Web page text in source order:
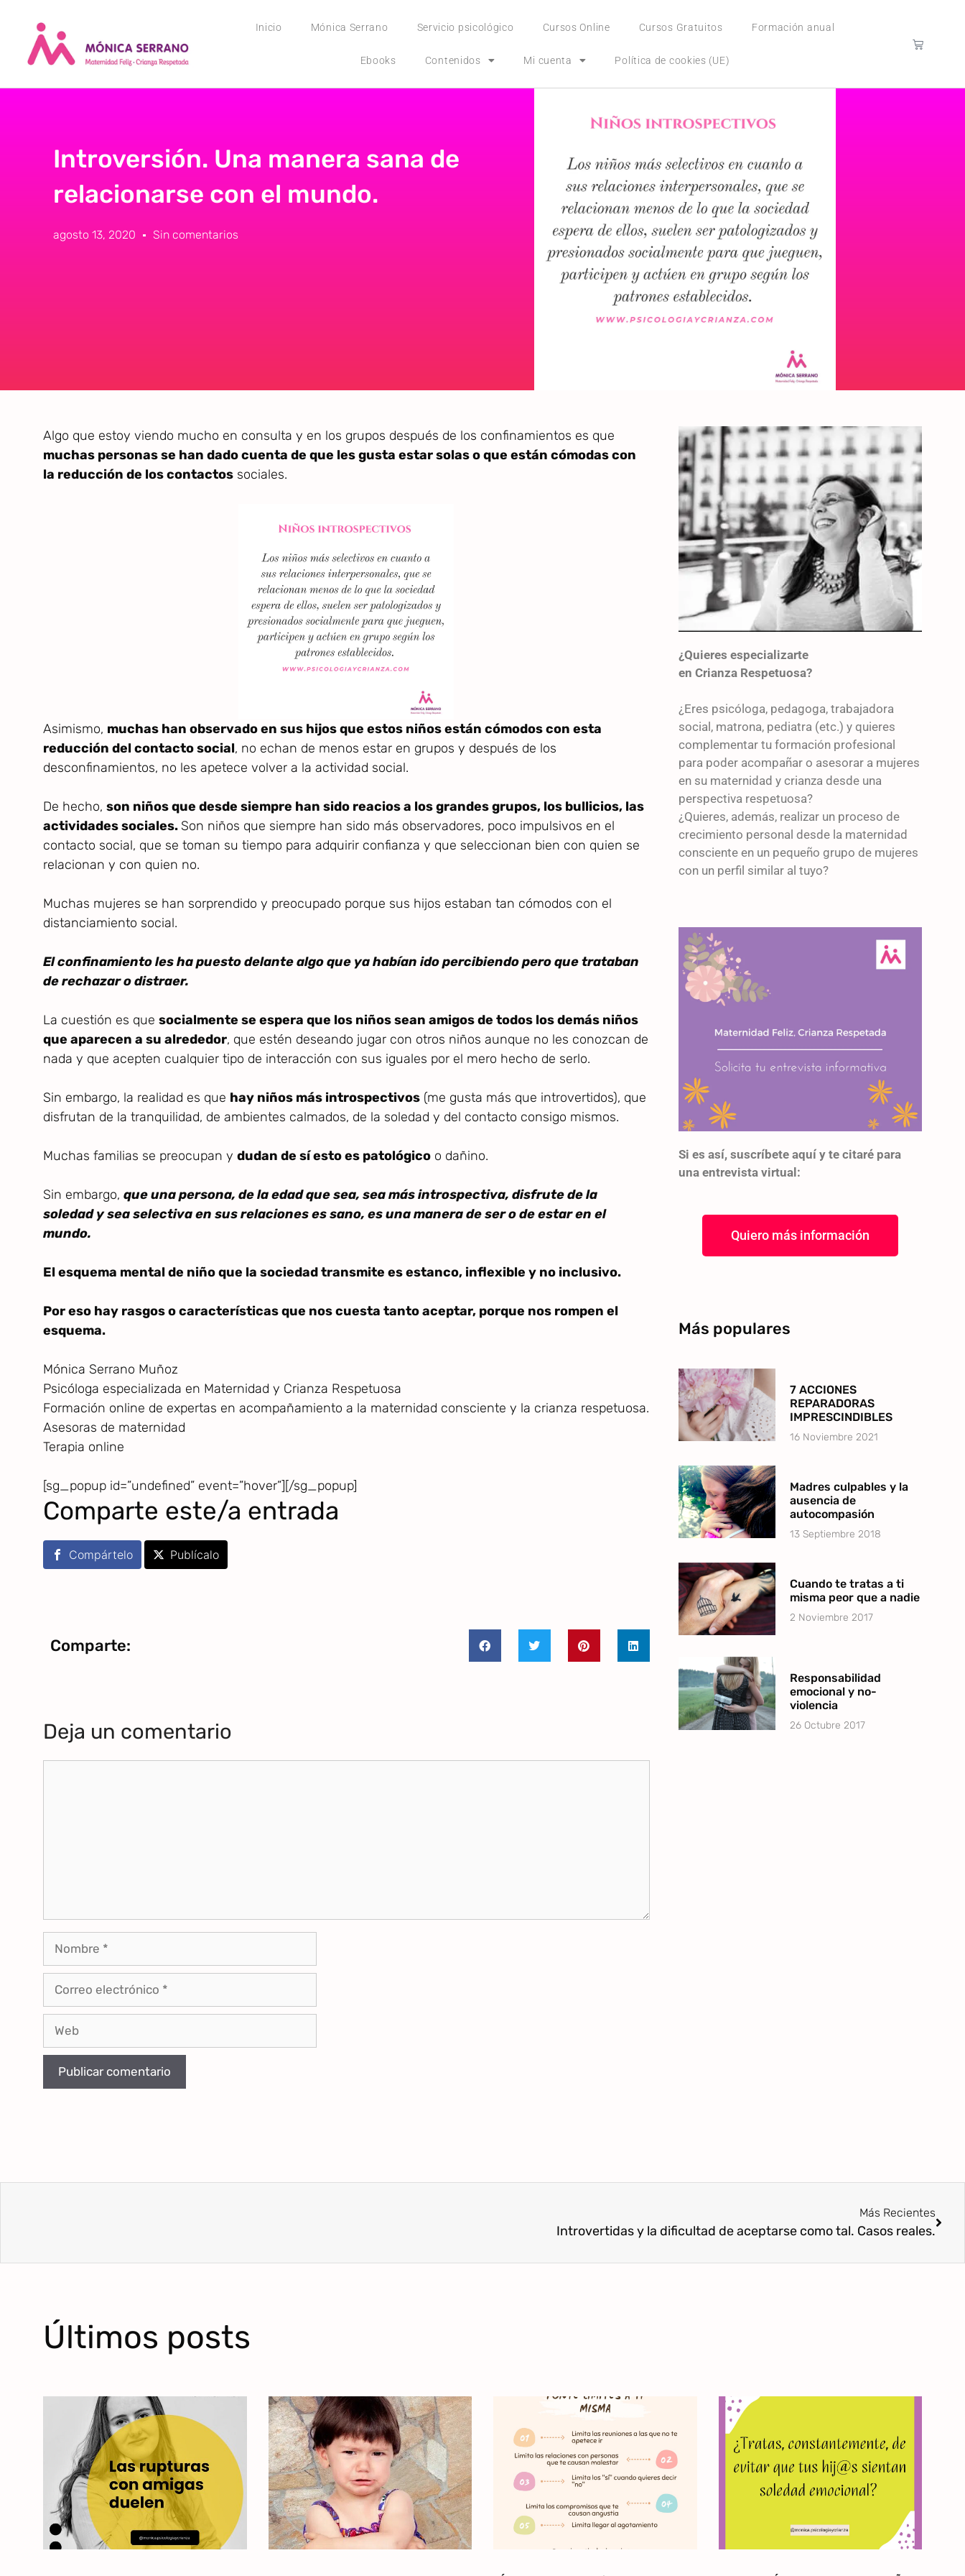
Inicio Mónica Serrano Servicio psicológico Cursos Online Cursos Gratuitos Formación anual
Ebooks Contenidos Mi cuenta Política de cookies (UE)
Introversión. Una manera sana de
relacionarse con el mundo.
agosto 13, 2020 Sin comentarios
Algo que estoy viendo mucho en consulta y en los grupos después de los confinamientos es que
muchas personas se han dado cuenta de que les gusta estar solas o que están cómodas con
la reducción de los contactos sociales.
Asimismo, muchas han observado en sus hijos que estos niños están cómodos con esta
reducción del contacto social, no echan de menos estar en grupos y después de los
desconfinamientos, no les apetece volver a la actividad social.
De hecho, son niños que desde siempre han sido reacios a los grandes grupos, los bullicios, las
actividades sociales. Son niños que siempre han sido más observadores, poco impulsivos en el
contacto social, que se toman su tiempo para adquirir confianza y que seleccionan bien con quien se
relacionan y con quien no.
Muchas mujeres se han sorprendido y preocupado porque sus hijos estaban tan cómodos con el
distanciamiento social.
El confinamiento les ha puesto delante algo que ya habían ido percibiendo pero que trataban
de rechazar o distraer.
La cuestión es que socialmente se espera que los niños sean amigos de todos los demás niños
que aparecen a su alrededor, que estén deseando jugar con otros niños aunque no les conozcan de
nada y que acepten cualquier tipo de interacción con sus iguales por el mero hecho de serlo.
Sin embargo, la realidad es que hay niños más introspectivos (me gusta más que introvertidos), que
disfrutan de la tranquilidad, de ambientes calmados, de la soledad y del contacto consigo mismos.
Muchas familias se preocupan y dudan de sí esto es patológico o dañino.
Sin embargo, que una persona, de la edad que sea, sea más introspectiva, disfrute de la
soledad y sea selectiva en sus relaciones es sano, es una manera de ser o de estar en el
mundo.
El esquema mental de niño que la sociedad transmite es estanco, inflexible y no inclusivo.
Por eso hay rasgos o características que nos cuesta tanto aceptar, porque nos rompen el
esquema.
Mónica Serrano Muñoz
Psicóloga especializada en Maternidad y Crianza Respetuosa
Formación online de expertas en acompañamiento a la maternidad consciente y la crianza respetuosa.
Asesoras de maternidad
Terapia online
[sg_popup id=”undefined” event=”hover”][/sg_popup]
Comparte este/a entrada
Compártelo Publícalo
Comparte:
Deja un comentario
¿Quieres especializarte
en Crianza Respetuosa?
¿Eres psicóloga, pedagoga, trabajadora
social, matrona, pediatra (etc.) y quieres
complementar tu formación profesional
para poder acompañar o asesorar a mujeres
en su maternidad y crianza desde una
perspectiva respetuosa?
¿Quieres, además, realizar un proceso de
crecimiento personal desde la maternidad
consciente en un pequeño grupo de mujeres
con un perfil similar al tuyo?
Si es así, suscríbete aquí y te citaré para
una entrevista virtual:
Quiero más información
Más populares
7 ACCIONES
REPARADORAS
IMPRESCINDIBLES
16 Noviembre 2021
Madres culpables y la
ausencia de
autocompasión
13 Septiembre 2018
Cuando te tratas a ti
misma peor que a nadie
2 Noviembre 2017
Responsabilidad
emocional y no-
violencia
26 Octubre 2017
Más Recientes
Introvertidas y la dificultad de aceptarse como tal. Casos reales.
Últimos posts